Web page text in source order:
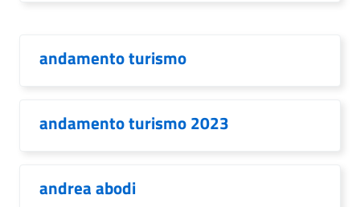
andamento turismo
andamento turismo 2023
andrea abodi